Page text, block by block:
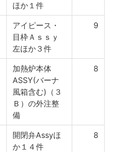
ほか１件
アイピース・
目枠Ａｓｓｙ
左ほか３件
9
加熱炉本体
ASSY(バーナ
風箱含む)（３
Ｂ）の外注整
備
8
開閉弁Assyほ
か１４件
8